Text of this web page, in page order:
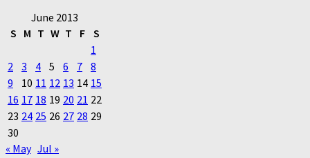
June 2013
S M T W T F S
1
2
3 4 5 6 7 8
9
10 11 12 13 14 15
16 17 18 19 20 21 22
23 24 25 26 27 28 29
30
« May Jul »